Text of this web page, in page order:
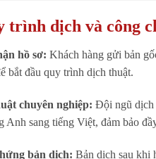
trình dịch và công
hồ sơ: Khách hàng gửi bản
bắt đầu quy trình dịch thuật.
chuyên nghiệp: Đội ngũ dịch
Anh sang tiếng Việt, đảm bảo
bản dịch: Bản dịch sau khi